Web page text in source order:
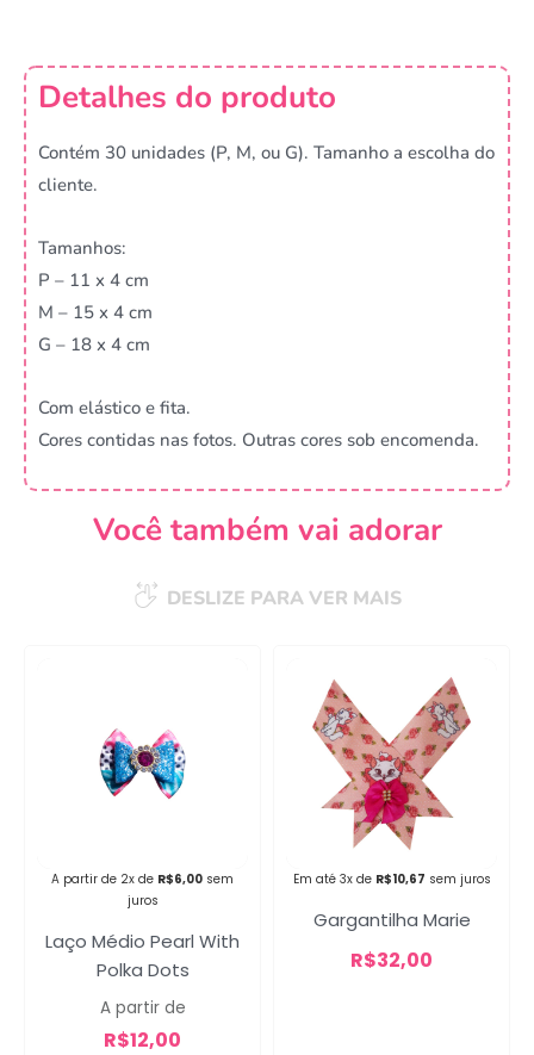
Detalhes do produto
Contém 30 unidades (P, M, ou G). Tamanho a escolha do
cliente.
Tamanhos:
P – 11 x 4 cm
M – 15 x 4 cm
G – 18 x 4 cm
Com elástico e fita.
Cores contidas nas fotos. Outras cores sob encomenda.
Você também vai adorar
DESLIZE PARA VER MAIS
A partir de 2x de R$6,00 sem
juros
Laço Médio Pearl With
Polka Dots
A partir de
R$12,00
Em até 3x de R$10,67 sem juros
Gargantilha Marie
R$32,00
Campanha lançada com